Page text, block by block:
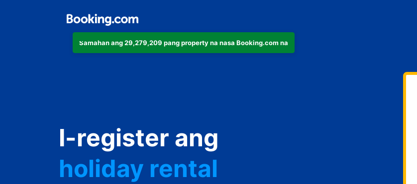
Samahan ang 29,279,209 pang property na nasa Booking.com na
I-register ang
hotel
holiday rental